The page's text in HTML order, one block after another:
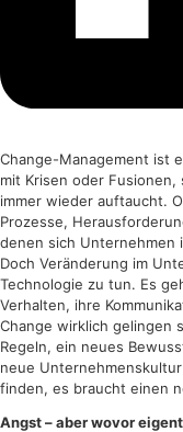
Change-Management ist
mit Krisen oder
immer wieder auftaucht.
Prozesse,
denen sich Unternehmen
Doch Veränderung im
Technologie zu tun. Es
Verhalten, ihre
Change wirklich gelingen
Regeln, ein neues
neue
finden, es braucht einen
Angst – aber wovor